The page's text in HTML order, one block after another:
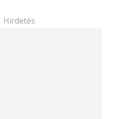
Hirdetés